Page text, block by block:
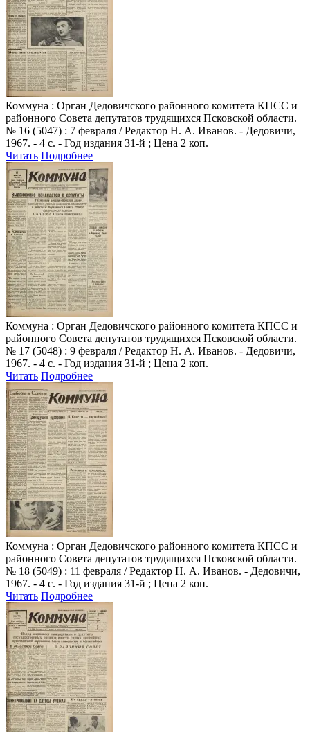
Коммуна : Орган Дедовичского районного комитета КПСС и
районного Совета депутатов трудящихся Псковской области.
№ 16 (5047) : 7 февраля / Редактор Н. А. Иванов. - Дедовичи,
1967. - 4 с. - Год издания 31-й ; Цена 2 коп.
Читать Подробнее
Коммуна : Орган Дедовичского районного комитета КПСС и
районного Совета депутатов трудящихся Псковской области.
№ 17 (5048) : 9 февраля / Редактор Н. А. Иванов. - Дедовичи,
1967. - 4 с. - Год издания 31-й ; Цена 2 коп.
Читать Подробнее
Коммуна : Орган Дедовичского районного комитета КПСС и
районного Совета депутатов трудящихся Псковской области.
№ 18 (5049) : 11 февраля / Редактор Н. А. Иванов. - Дедовичи,
1967. - 4 с. - Год издания 31-й ; Цена 2 коп.
Читать Подробнее